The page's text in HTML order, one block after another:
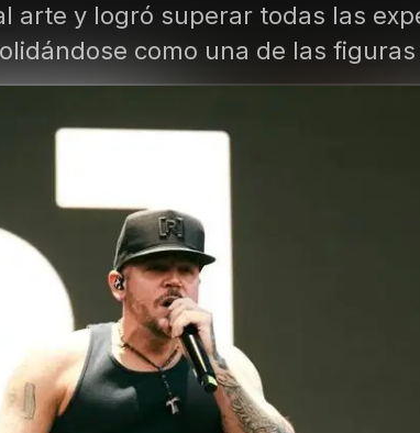
arte y logró superar todas las
como una de las